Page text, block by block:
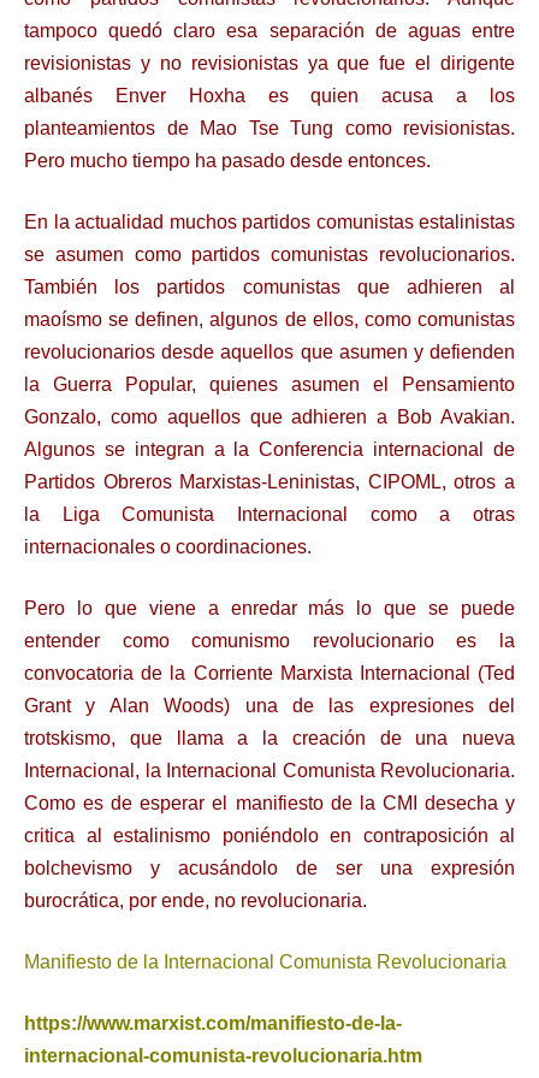
tampoco quedó claro esa separación de aguas entre
revisionistas y no revisionistas ya que fue el dirigente
albanés Enver Hoxha es quien acusa a los
planteamientos de Mao Tse Tung como revisionistas.
Pero mucho tiempo ha pasado desde entonces.
En la actualidad muchos partidos comunistas estalinistas
se asumen como partidos comunistas revolucionarios.
También los partidos comunistas que adhieren al
maoísmo se definen, algunos de ellos, como comunistas
revolucionarios desde aquellos que asumen y defienden
la Guerra Popular, quienes asumen el Pensamiento
Gonzalo, como aquellos que adhieren a Bob Avakian.
Algunos se integran a la Conferencia internacional de
Partidos Obreros Marxistas-Leninistas, CIPOML, otros a
la Liga Comunista Internacional como a otras
internacionales o coordinaciones.
Pero lo que viene a enredar más lo que se puede
entender como comunismo revolucionario es la
convocatoria de la Corriente Marxista Internacional (Ted
Grant y Alan Woods) una de las expresiones del
trotskismo, que llama a la creación de una nueva
Internacional, la Internacional Comunista Revolucionaria.
Como es de esperar el manifiesto de la CMI desecha y
critica al estalinismo poniéndolo en contraposición al
bolchevismo y acusándolo de ser una expresión
burocrática, por ende, no revolucionaria.
Manifiesto de la Internacional Comunista Revolucionaria
https://www.marxist.com/manifiesto-de-la-
internacional-comunista-revolucionaria.htm